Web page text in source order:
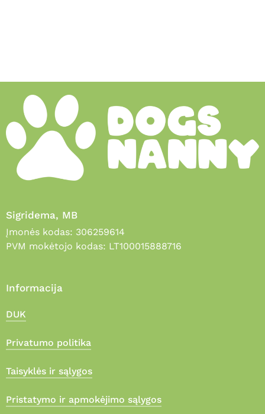
Sigridema, MB
Įmonės kodas: 306259614
PVM mokėtojo kodas: LT100015888716
Informacija
DUK
Privatumo politika
Taisyklės ir sąlygos
Pristatymo ir apmokėjimo sąlygos